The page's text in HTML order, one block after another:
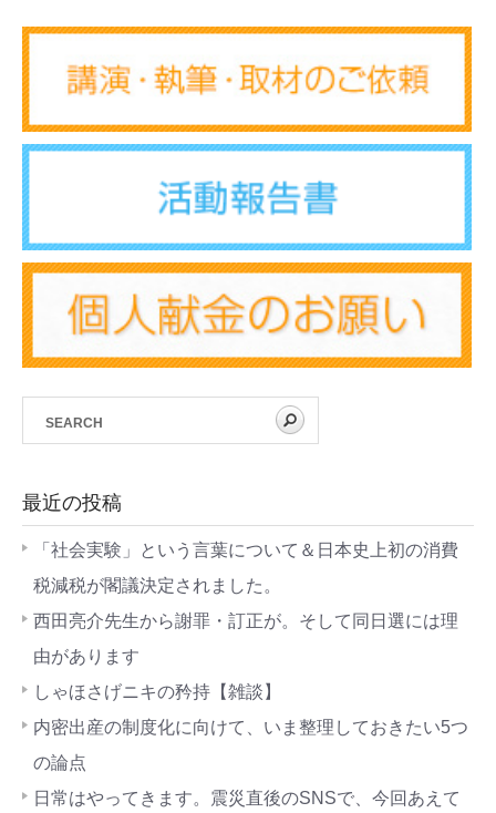
最近の投稿
「社会実験」という言葉について＆日本史上初の消費
税減税が閣議決定されました。
西田亮介先生から謝罪・訂正が。そして同日選には理
由があります
しゃほさげニキの矜持【雑談】
内密出産の制度化に向けて、いま整理しておきたい5つ
の論点
日常はやってきます。震災直後のSNSで、今回あえて